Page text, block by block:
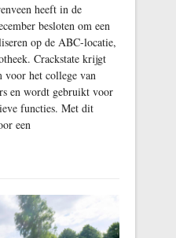
heeft in de
besloten om een
op de ABC-locatie,
Crackstate krijgt
voor het college van
en wordt gebruikt voor
functies. Met dit
een